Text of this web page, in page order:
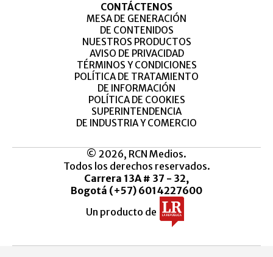
CONTÁCTENOS
MESA DE GENERACIÓN
DE CONTENIDOS
NUESTROS PRODUCTOS
AVISO DE PRIVACIDAD
TÉRMINOS Y CONDICIONES
POLÍTICA DE TRATAMIENTO
DE INFORMACIÓN
POLÍTICA DE COOKIES
SUPERINTENDENCIA
DE INDUSTRIA Y COMERCIO
© 2026, RCN Medios.
Todos los derechos reservados.
Carrera 13A # 37 - 32,
Bogotá (+57) 6014227600
Un producto de